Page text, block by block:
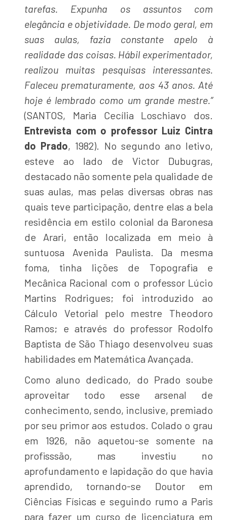
tarefas. Expunha os assuntos com
elegância e objetividade. De modo geral, em
suas aulas, fazia constante apelo à
realidade das coisas. Hábil experimentador,
realizou muitas pesquisas interessantes.
Faleceu prematuramente, aos 43 anos. Até
hoje é lembrado como um grande mestre.”
(SANTOS, Maria Cecília Loschiavo dos.
Entrevista com o professor Luiz Cintra
do Prado, 1982). No segundo ano letivo,
esteve ao lado de Victor Dubugras,
destacado não somente pela qualidade de
suas aulas, mas pelas diversas obras nas
quais teve participação, dentre elas a bela
residência em estilo colonial da Baronesa
de Arari, então localizada em meio à
suntuosa Avenida Paulista. Da mesma
foma, tinha lições de Topografia e
Mecânica Racional com o professor Lúcio
Martins Rodrigues; foi introduzido ao
Cálculo Vetorial pelo mestre Theodoro
Ramos; e através do professor Rodolfo
Baptista de São Thiago desenvolveu suas
habilidades em Matemática Avançada.
Como aluno dedicado, do Prado soube
aproveitar todo esse arsenal de
conhecimento, sendo, inclusive, premiado
por seu primor aos estudos. Colado o grau
em 1926, não aquetou-se somente na
profisssão, mas investiu no
aprofundamento e lapidação do que havia
aprendido, tornando-se Doutor em
Ciências Físicas e seguindo rumo a Paris
para fazer um curso de licenciatura em